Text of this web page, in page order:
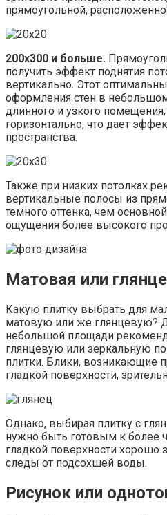
прямоугольной,
200х300 и больше.
получить эффект поднятия
вертикально. Этот
оформления стен в
длинного и узкого
горизонтально, что дает
пространства.
Также при низких потолках
вертикальные полосы из
темного оттенка, чем
ощущения более высокого
Матовая или
Какую плитку выбрать для
матовую или же глянцевую?
небольшой площади
глянцевую или зеркальную
плитки. Блики, возникающие
гладкой поверхности,
Однако, выбирая плитку с
нужно быть готовым к более
гладкой поверхности хорошо
следы от подсохшей воды.
Рисунок или